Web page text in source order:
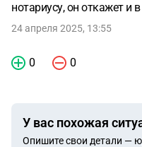
нотариусу, он откажет и
24 апреля 2025, 13:55
0 0
У вас похожая
Опишите свои детали —